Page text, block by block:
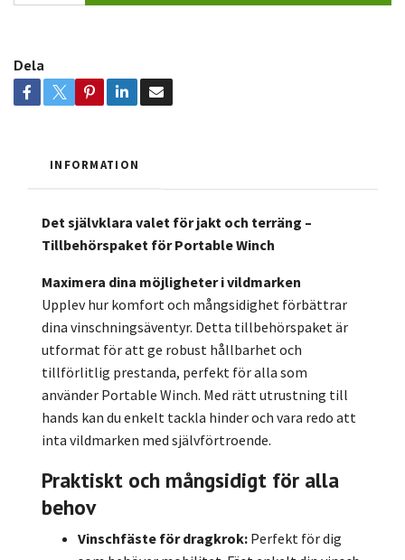
Dela
INFORMATION
Det självklara valet för jakt och terräng –
Tillbehörspaket för Portable Winch
Maximera dina möjligheter i vildmarken
Upplev hur komfort och mångsidighet förbättrar
dina vinschningsäventyr. Detta tillbehörspaket är
utformat för att ge robust hållbarhet och
tillförlitlig prestanda, perfekt för alla som
använder Portable Winch. Med rätt utrustning till
hands kan du enkelt tackla hinder och vara redo att
inta vildmarken med självförtroende.
Praktiskt och mångsidigt för alla
behov
Vinschfäste för dragkrok: Perfekt för dig